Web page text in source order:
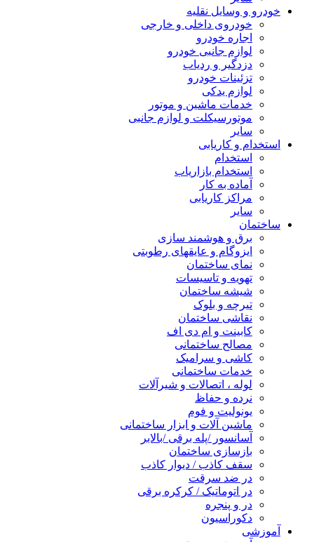
خودرو و وسایل نقلیه
خودروی داخلی و خارجی
اجاره خودرو
لوازم جانبی خودرو
دزدگیر و ردیاب
تزئینات خودرو
لوازم یدکی
خدمات ماشین و موتور
موتورسیکلت و لوازم جانبی
سایر
استخدام و کاریابی
استخدام
استخدام بازاریاب
آماده به کار
مراکز کاریابی
سایر
ساختمان
برق و هوشمند سازی
ایزوگام و عایقهای رطوبتی
نمای ساختمان
تهویه و تاسیسات
شیشه ساختمان
تیرچه و بلوک
نقاشی ساختمان
کابینت و ام دی اف
مصالح ساختمانی
کاشی و سرامیک
خدمات ساختمانی
لوله ، اتصالات و شیرآلات
نرده و حفاظ
یونولیت و فوم
ماشین آلات و ابزار ساختمانی
آسانسور /پله برقی /بالابر
بازسازی ساختمان
سقف کاذب / دیوار کاذب
در ضد سرقت
در اتوماتیک / کرکره برقی
در و پنجره
دکوراسیون
آموزشی